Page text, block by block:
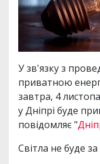
У зв'язку з
приватною
завтра, 4
у Дніпрі буде
повідомляє "
Світла не буде